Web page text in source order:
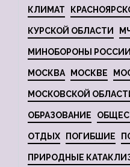
КЛИМАТ
КУРСКОЙ ОБЛАСТИ
МИНОБОРОНЫ РОССИИ
МОСКВА МОСКВЕ
МОСКОВСКОЙ
ОБРАЗОВАНИЕ
ОТДЫХ ПОГИБШИЕ
ПРИРОДНЫЕ